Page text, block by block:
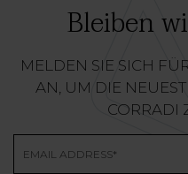
Bleiben
MELDEN SIE SICH
AN, UM DIE
CORRADI